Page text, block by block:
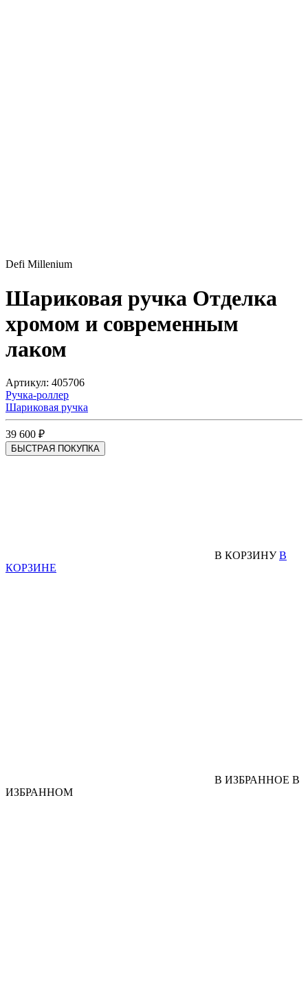
Defi Millenium
Шариковая ручка Отделка
хромом и современным
лаком
Артикул: 405706
Ручка-роллер
Шариковая ручка
39 600 ₽
БЫСТРАЯ ПОКУПКА
В КОРЗИНУ В
КОРЗИНЕ
В ИЗБРАННОЕ В
ИЗБРАННОМ